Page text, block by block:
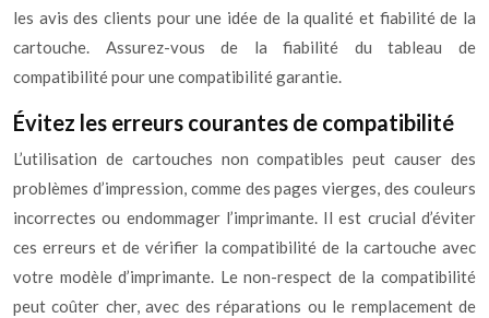
les avis des clients pour une idée de la qualité et fiabilité de la
cartouche. Assurez-vous de la fiabilité du tableau de
compatibilité pour une compatibilité garantie.
Évitez les erreurs courantes de compatibilité
L’utilisation de cartouches non compatibles peut causer des
problèmes d’impression, comme des pages vierges, des couleurs
incorrectes ou endommager l’imprimante. Il est crucial d’éviter
ces erreurs et de vérifier la compatibilité de la cartouche avec
votre modèle d’imprimante. Le non-respect de la compatibilité
peut coûter cher, avec des réparations ou le remplacement de